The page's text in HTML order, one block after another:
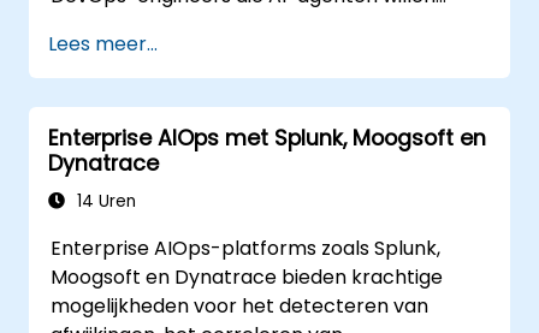
implementeren voor autonome IT-operaties.
Lees meer...
Enterprise AIOps met Splunk, Moogsoft en
Dynatrace
14 Uren
Enterprise AIOps-platforms zoals Splunk,
Moogsoft en Dynatrace bieden krachtige
mogelijkheden voor het detecteren van